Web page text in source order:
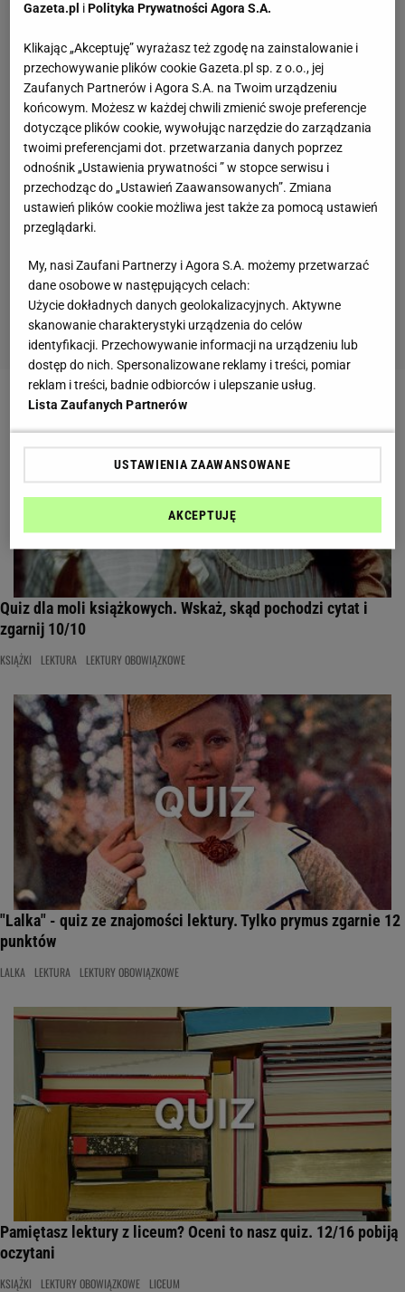
Quiz dla moli książkowych. Wskaż, skąd pochodzi cytat i
zgarnij 10/10
KSIĄŻKI LEKTURA LEKTURY OBOWIĄZKOWE
"Lalka" - quiz ze znajomości lektury. Tylko prymus zgarnie 12
punktów
LALKA LEKTURA LEKTURY OBOWIĄZKOWE
Pamiętasz lektury z liceum? Oceni to nasz quiz. 12/16 pobiją
oczytani
KSIĄŻKI LEKTURY OBOWIĄZKOWE LICEUM
Gazeta.pl i Polityka Prywatności Agora S.A.
Klikając „Akceptuję” wyrażasz też zgodę na zainstalowanie i
przechowywanie plików cookie Gazeta.pl sp. z o.o., jej
Zaufanych Partnerów i Agora S.A. na Twoim urządzeniu
końcowym. Możesz w każdej chwili zmienić swoje preferencje
dotyczące plików cookie, wywołując narzędzie do zarządzania
twoimi preferencjami dot. przetwarzania danych poprzez
odnośnik „Ustawienia prywatności ” w stopce serwisu i
przechodząc do „Ustawień Zaawansowanych”. Zmiana
ustawień plików cookie możliwa jest także za pomocą ustawień
przeglądarki.
My, nasi Zaufani Partnerzy i Agora S.A. możemy przetwarzać
dane osobowe w następujących celach:
Użycie dokładnych danych geolokalizacyjnych. Aktywne
skanowanie charakterystyki urządzenia do celów
identyfikacji. Przechowywanie informacji na urządzeniu lub
dostęp do nich. Spersonalizowane reklamy i treści, pomiar
reklam i treści, badnie odbiorców i ulepszanie usług.
Lista Zaufanych Partnerów
USTAWIENIA ZAAWANSOWANE
AKCEPTUJĘ